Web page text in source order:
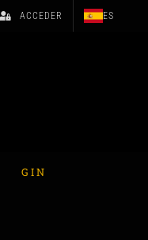
ACCEDER ES
GIN